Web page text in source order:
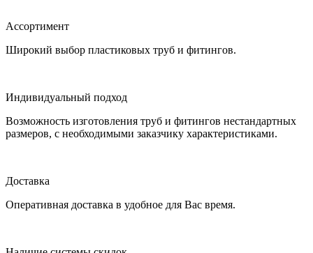
Ассортимент
Широкий выбор пластиковых труб и фитингов.
Индивидуальный подход
Возможность изготовления труб и фитингов нестандартных
размеров, с необходимыми заказчику характеристиками.
Доставка
Оперативная доставка в удобное для Вас время.